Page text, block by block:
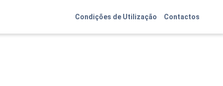
Condições de Utilização Contactos